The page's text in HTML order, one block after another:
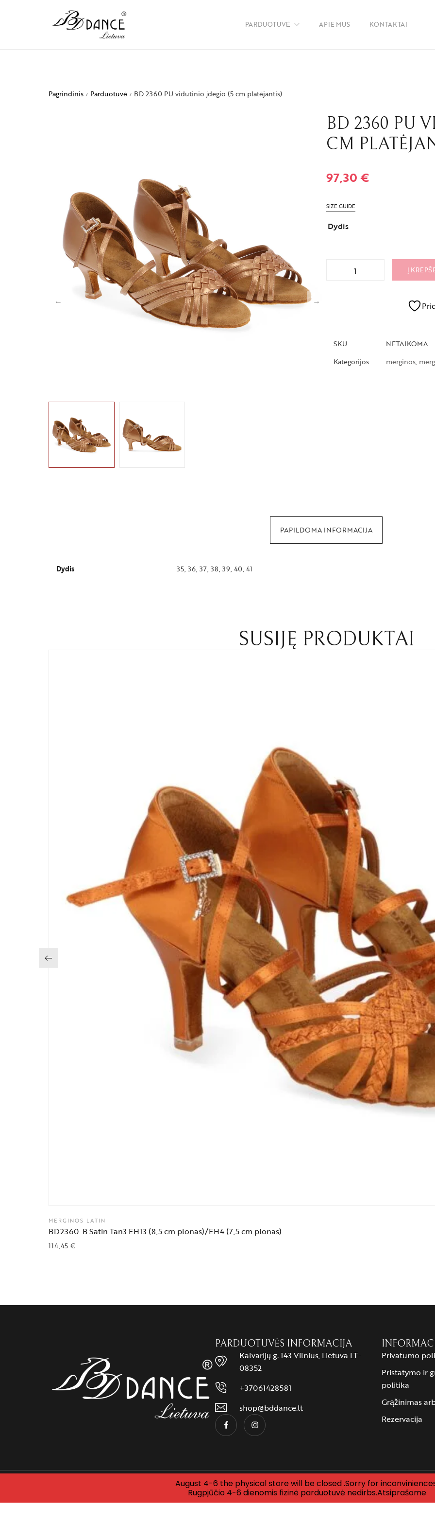
PARDUOTUVĖ APIE MUS KONTAKTAI
Pagrindinis / Parduotuvė / BD 2360 PU vidutinio įdegio (5 cm platėjantis)
BD 2360 PU
CM
97,30 €
SIZE GUIDE
Dydis
Į
SKU
NETAIKOMA
Kategorijos
merginos,
PAPILDOMA INFORMACIJA
Dydis 35, 36, 37, 38, 39, 40, 41
SUSIJĘ PRODUKTAI
MERGINOS LATIN
BD2360-B Satin Tan3 EH13 (8,5 cm plonas)/EH4 (7,5 cm plonas)
114,45€
PARDUOTUVĖS INFORMACIJA
Kalvarijų g. 143 Vilnius, Lietuva LT-
08352
+37061428581
shop@bddance.lt
Privatumo
Pristatymo ir
politika
Grąžinimas
Rezervacija
© 2025 BDDANCE LITHUANIA. Visos teisės saugomos. Sukurtamycode
August 4-6 the physical store will be closed .Sorry for
Rugpjūčio 4-6 dienomis fizinė parduotuvė nedirbs.Atsiprašome
GET 5%